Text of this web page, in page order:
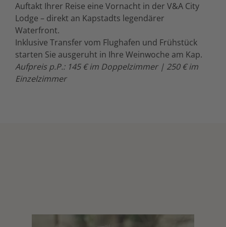
Auftakt Ihrer Reise eine Vornacht in der V&A City
Lodge – direkt an Kapstadts legendärer
Waterfront.
Inklusive Transfer vom Flughafen und Frühstück
starten Sie ausgeruht in Ihre Weinwoche am Kap.
Aufpreis p.P.: 145 € im Doppelzimmer | 250 € im
Einzelzimmer